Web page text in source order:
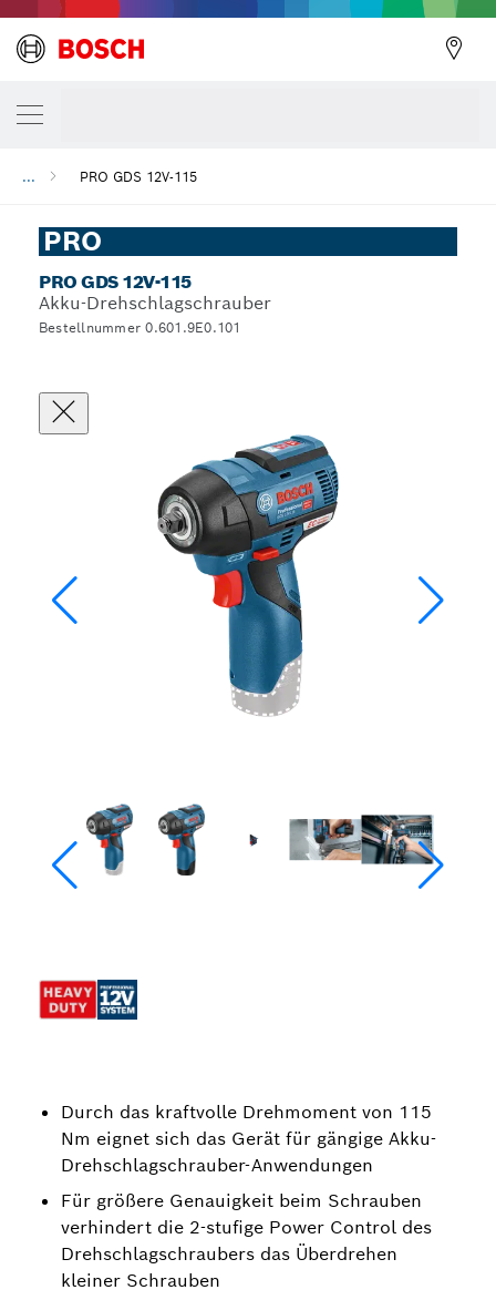
... PRO GDS 12V-115
PRO
PRO GDS 12V-115
Akku-Drehschlagschrauber
Bestellnummer 0.601.9E0.101
Durch das kraftvolle Drehmoment von 115
Nm eignet sich das Gerät für gängige Akku-
Drehschlagschrauber-Anwendungen
Für größere Genauigkeit beim Schrauben
verhindert die 2-stufige Power Control des
Drehschlagschraubers das Überdrehen
kleiner Schrauben